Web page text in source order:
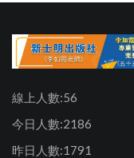
線上人數:56
今日人數:2186
昨日人數:1791